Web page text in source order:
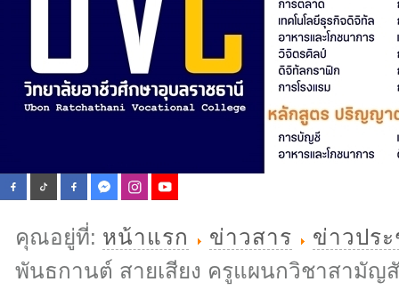
คุณอยู่ที่: หน้าแรก ข่าวสาร
ข่าวปร
พันธกานต์ สายเสียง ครูแผนกวิชาสามัญ